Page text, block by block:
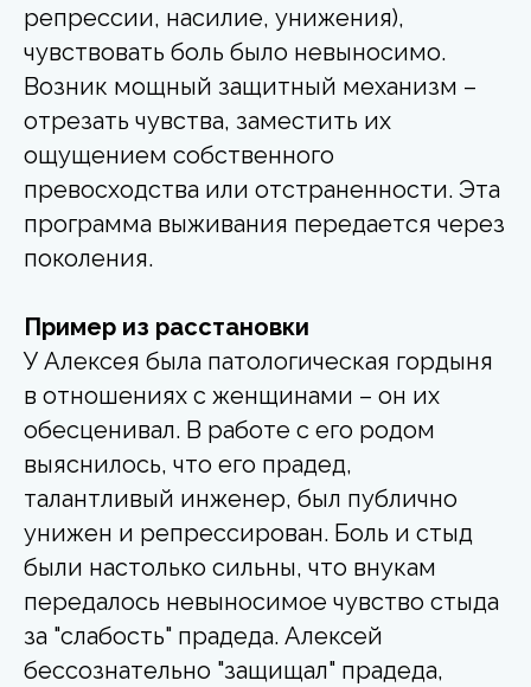
репрессии, насилие, унижения),
чувствовать боль было невыносимо.
Возник мощный защитный механизм –
отрезать чувства, заместить их
ощущением собственного
превосходства или отстраненности. Эта
программа выживания передается через
поколения.
Пример из расстановки
У Алексея была патологическая гордыня
в отношениях с женщинами – он их
обесценивал. В работе с его родом
выяснилось, что его прадед,
талантливый инженер, был публично
унижен и репрессирован. Боль и стыд
были настолько сильны, что внукам
передалось невыносимое чувство стыда
за "слабость" прадеда. Алексей
бессознательно "защищал" прадеда,